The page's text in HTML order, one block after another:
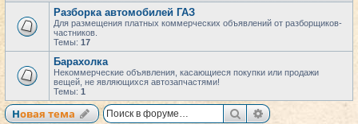
Разборка автомобилей ГАЗ
Для размещения платных коммерческих объявлений от разборщиков-
частников.
Темы: 17
Барахолка
Некоммерческие объявления, касающиеся покупки или продажи
вещей, не являющихся автозапчастями!
Темы: 1
Новая тема ПоискРасширенный